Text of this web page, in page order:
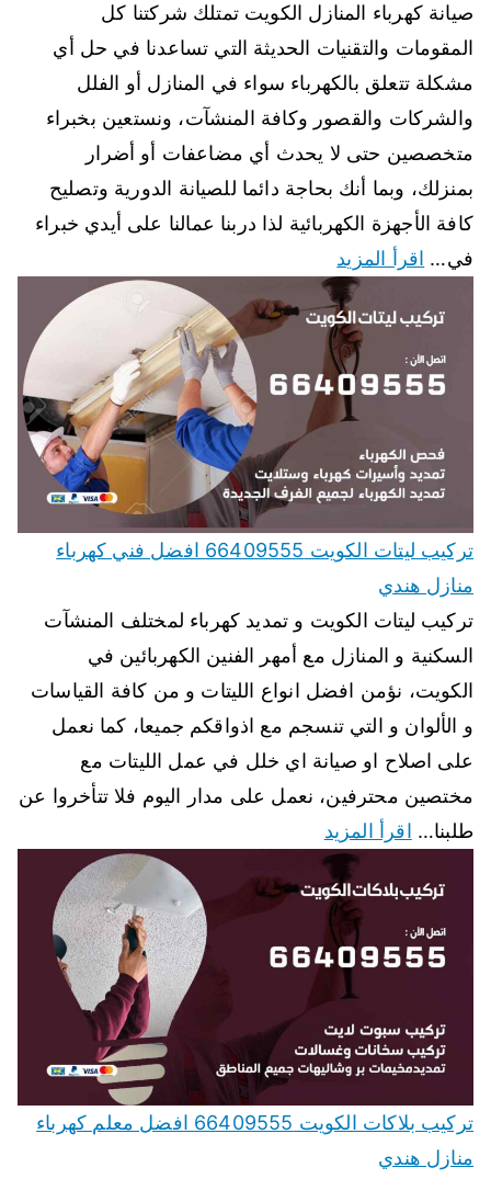
صيانة كهرباء المنازل الكويت تمتلك شركتنا كل
المقومات والتقنيات الحديثة التي تساعدنا في حل أي
مشكلة تتعلق بالكهرباء سواء في المنازل أو الفلل
والشركات والقصور وكافة المنشآت، ونستعين بخبراء
متخصصين حتى لا يحدث أي مضاعفات أو أضرار
بمنزلك، وبما أنك بحاجة دائما للصيانة الدورية وتصليح
كافة الأجهزة الكهربائية لذا دربنا عمالنا على أيدي خبراء
في… اقرأ المزيد
تركيب ليتات الكويت 66409555 افضل فني كهرباء
منازل هندي
تركيب ليتات الكويت و تمديد كهرباء لمختلف المنشآت
السكنية و المنازل مع أمهر الفنين الكهربائين في
الكويت، نؤمن افضل انواع الليتات و من كافة القياسات
و الألوان و التي تنسجم مع اذواقكم جميعا، كما نعمل
على اصلاح او صيانة اي خلل في عمل الليتات مع
مختصين محترفين، نعمل على مدار اليوم فلا تتأخروا عن
طلبنا… اقرأ المزيد
تركيب بلاكات الكويت 66409555 افضل معلم كهرباء
منازل هندي